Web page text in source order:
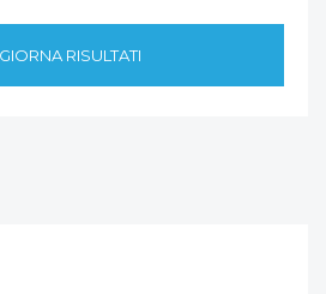
RISULTATI